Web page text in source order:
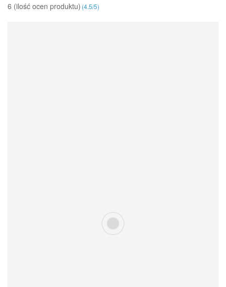
6 (ilość ocen produktu)‎(4.5/5)